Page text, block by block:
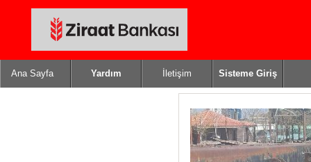
Ana Sayfa Yardım İletişim Sisteme Giriş